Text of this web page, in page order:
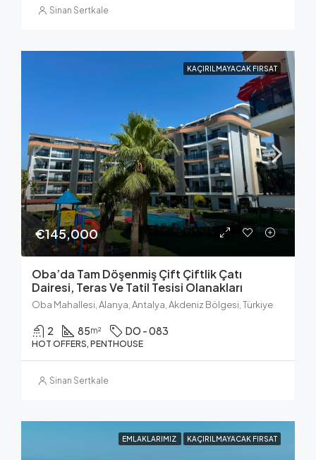
Sinan Sertkale
KAÇIRILMAYACAK FIRSAT
€145,000
Oba’da Tam Döşenmiş Çift Çiftlik Çatı
Dairesi, Teras Ve Tatil Tesisi Olanakları
Oba Mahallesi, Alanya, Antalya, Akdeniz Bölgesi, Türkiye
2 85m² DO - 083
HOT OFFERS, PENTHOUSE
Sinan Sertkale
EMLAKLARIMIZ KAÇIRILMAYACAK FIRSAT